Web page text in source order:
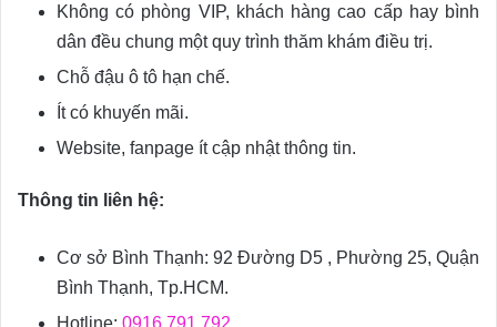
Không có phòng VIP, khách hàng cao cấp hay bình
dân đều chung một quy trình thăm khám điều trị.
Chỗ đậu ô tô hạn chế.
Ít có khuyến mãi.
Website, fanpage ít cập nhật thông tin.
Thông tin liên hệ:
Cơ sở Bình Thạnh: 92 Đường D5 , Phường 25, Quận
Bình Thạnh, Tp.HCM.
Hotline: 0916 791 792